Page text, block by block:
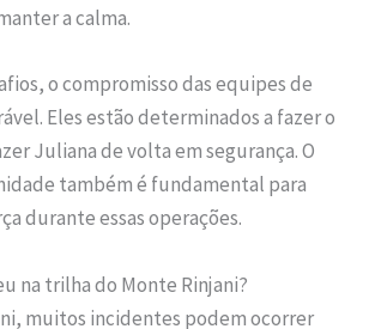
a calma.
o compromisso das equipes de
Eles estão determinados a fazer o
Juliana de volta em segurança. O
também é fundamental para
durante essas operações.
na trilha do Monte Rinjani?
muitos incidentes podem ocorrer